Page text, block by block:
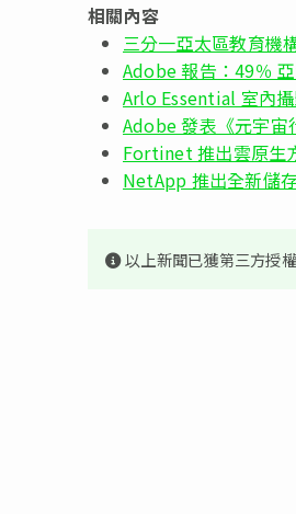
相關內容
三分一亞太區教育機
Adobe 報告：49％
Arlo Essential 室內
Adobe 發表《元宇宙
Fortinet 推出雲原生
NetApp 推出全新儲
以上新聞已獲第三方授